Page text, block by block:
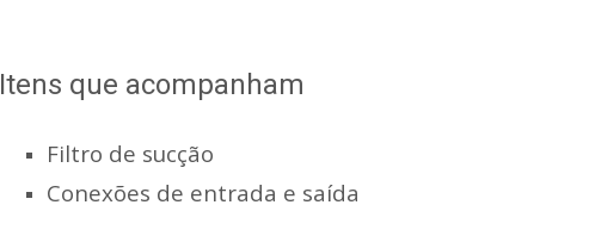
Itens que acompanham
Filtro de sucção
Conexões de entrada e saída